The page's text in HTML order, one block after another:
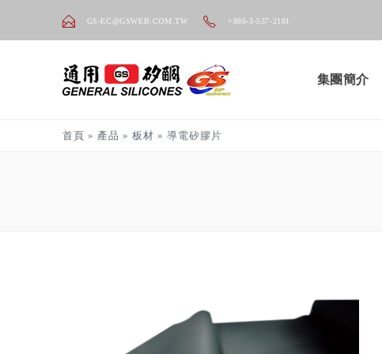
GS-EC@GSWEB.COM.TW +886-3-537-2181
集團簡介
首頁 » 產品 » 板材 » 導電矽膠片